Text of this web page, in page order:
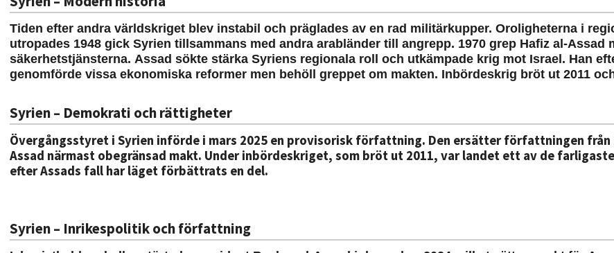
Tiden efter andra världskriget blev instabil och präglades av en rad militärkupper. Oroligheterna i
utropades 1948 gick Syrien tillsammans med andra arabländer till angrepp. 1970 grep Hafiz al-
säkerhetstjänsterna. Assad sökte stärka Syriens regionala roll och utkämpade krig mot Israel. Han
genomförde vissa ekonomiska reformer men behöll greppet om makten. Inbördeskrig bröt ut 2011
Syrien – Demokrati och rättigheter
Övergångsstyret i Syrien införde i mars 2025 en provisorisk författning. Den ersätter författningen från
Assad närmast obegränsad makt. Under inbördeskriget, som bröt ut 2011, var landet ett av de
efter Assads fall har läget förbättrats en del.
Syrien – Inrikespolitik och författning